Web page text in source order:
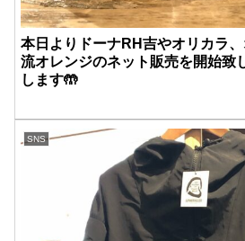
本日よりドーナRH吉やオリカラ
流オレンジのネット販売を開始致
します🤲
SNS